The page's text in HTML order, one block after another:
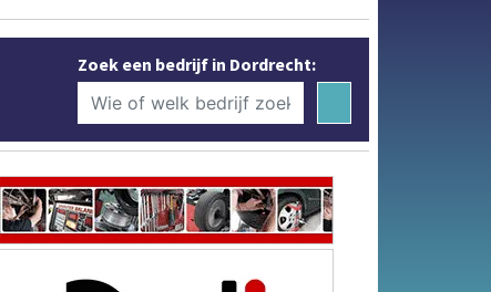
Zoek een bedrijf in Dordrecht: